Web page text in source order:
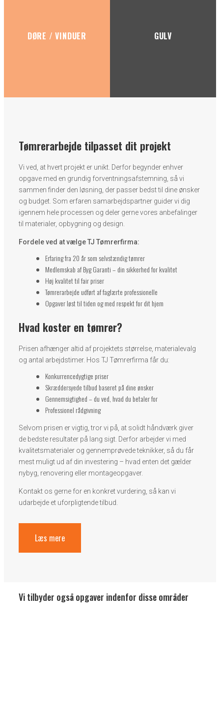
DØRE / VINDUER GULV
Tømrerarbejde tilpasset dit projekt
Vi ved, at hvert projekt er unikt. Derfor begynder enhver
opgave med en grundig forventningsafstemning, så vi
sammen finder den løsning, der passer bedst til dine ønsker
og budget. Som erfaren samarbejdspartner guider vi dig
igennem hele processen og deler gerne vores anbefalinger
til materialer, opbygning og design.
Fordele ved at vælge TJ Tømrerfirma:
Erfaring fra 20 år som selvstændig tømrer
Medlemskab af Byg Garanti – din sikkerhed for kvalitet
Høj kvalitet til fair priser
Tømrerarbejde udført af faglærte professionelle
Opgaver løst til tiden og med respekt for dit hjem
Hvad koster en tømrer?
Prisen afhænger altid af projektets størrelse, materialevalg
og antal arbejdstimer. Hos TJ Tømrerfirma får du:
Konkurrencedygtige priser
Skræddersyede tilbud baseret på dine ønsker
Gennemsigtighed – du ved, hvad du betaler for
Professionel rådgivning
Selvom prisen er vigtig, tror vi på, at solidt håndværk giver
de bedste resultater på lang sigt. Derfor arbejder vi med
kvalitetsmaterialer og gennemprøvede teknikker, så du får
mest muligt ud af din investering – hvad enten det gælder
nybyg, renovering eller montageopgaver.
Kontakt os gerne for en konkret vurdering, så kan vi
udarbejde et uforpligtende tilbud.
Læs mere
Vi tilbyder også opgaver indenfor disse områder